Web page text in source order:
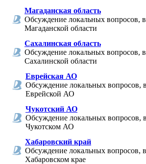
Магаданская область
Обсуждение локальных вопросов,
Магаданской области
Сахалинская область
Обсуждение локальных вопросов,
Сахалинской области
Еврейская АО
Обсуждение локальных вопросов,
Еврейской АО
Чукотский АО
Обсуждение локальных вопросов,
Чукотском АО
Хабаровский край
Обсуждение локальных вопросов,
Хабаровском крае